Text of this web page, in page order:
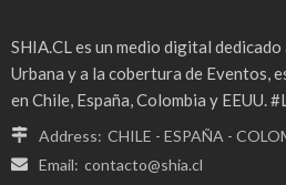
SHIA.CL es un medio digital
Urbana y a la cobertura de Eventos,
en Chile, España, Colombia y EEUU.
Address: CHILE - ESPAÑA -
Email: contacto@shia.cl